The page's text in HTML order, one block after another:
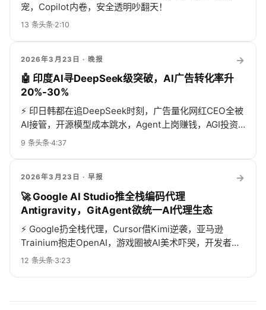
宠，Copilot内卷，安全透明吵翻天！
13 条头条·2:10
2026年3月23日 · 晚报
→
🤖 印度AI寻DeepSeek级突破，AI广告转化率升
20%-30%
⚡ 印日韩都在追DeepSeek时刻，广告量化网红CEO全被
AI接管，开源模型成本跳水，Agent上岗赚钱，AGI投资
机...
9 条头条·4:37
2026年3月23日 · 早报
→
🚀 Google AI Studio推全栈编码代理
Antigravity，GitAgent欲统一AI代理生态
⚡ Google扔全栈代理，Cursor借Kimi逆袭，亚马逊
Trainium抱走OpenAI，游戏圈被AI美术吓哭，开发者边
拥抱混乱边求监管！
12 条头条·3:23